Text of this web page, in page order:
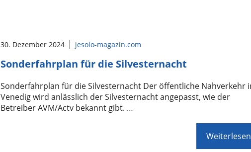
30. Dezember 2024 jesolo-magazin.com
Sonderfahrplan für die Silvesternacht
Sonderfahrplan für die Silvesternacht Der öffentliche Nahverkehr
Venedig wird anlässlich der Silvesternacht angepasst, wie der
Betreiber AVM/Actv bekannt gibt. …
Weiterlesen